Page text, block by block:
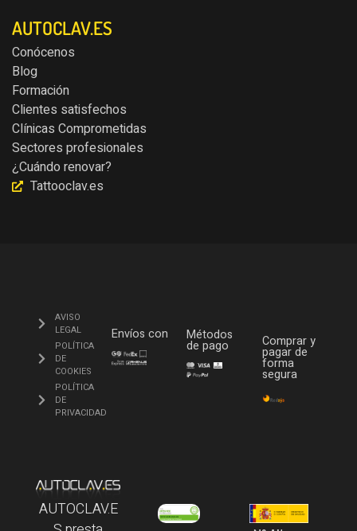
AUTOCLAV.ES
Conócenos
Blog
Formación
Clientes satisfechos
Clínicas Comprometidas
Sectores profesionales
¿Cuándo renovar?
Tattooclav.es
AVISO
LEGAL
POLÍTICA
DE
COOKIES
POLÍTICA
DE
PRIVACIDAD
Envíos con Métodos
de pago Comprar y
pagar de
forma
segura
AUTOCLAV.E